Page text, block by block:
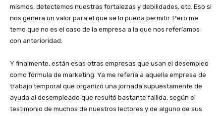
mismos, detectemos nuestras fortalezas y debilidades, etc. Eso si
nos genera un valor para el que se lo pueda permitir. Pero me
temo que no es el caso de la empresa a la que nos referíamos
con anterioridad.
Y finalmente, están esas otras empresas que usan el desempleo
como fórmula de marketing. Ya me refería a aquella empresa de
trabajo temporal que organizó una jornada supuestamente de
ayuda al desempleado que resultó bastante fallida, según el
testimonio de muchos de nuestros lectores y de alguno de sus